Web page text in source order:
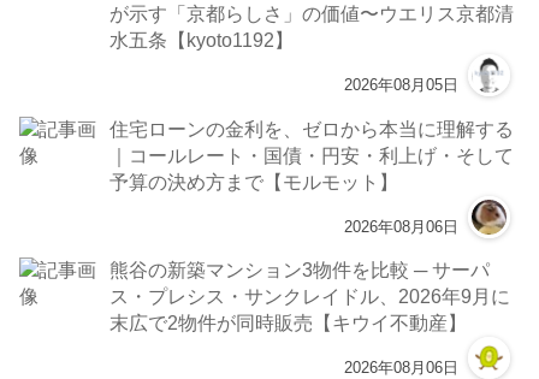
が示す「京都らしさ」の価値〜ウエリス京都清
水五条【kyoto1192】
2026年08月05日
住宅ローンの金利を、ゼロから本当に理解する
｜コールレート・国債・円安・利上げ・そして
予算の決め方まで【モルモット】
2026年08月06日
熊谷の新築マンション3物件を比較 ─ サーパ
ス・プレシス・サンクレイドル、2026年9月に
末広で2物件が同時販売【キウイ不動産】
2026年08月06日